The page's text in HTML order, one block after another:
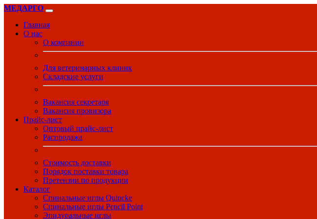
МЕДАРГО
Главная
О нас
О компании
Для ветеринарных клиник
Складские услуги
Вакансия секретаря
Вакансия провизора
Прайс-лист
Оптовый прайс-лист
Распродажа
Стоимость доставки
Порядок поставки товара
Претензии по продукции
Каталог
Спинальные иглы Quincke
Спинальные иглы Pencil Point
Эпидуральные иглы